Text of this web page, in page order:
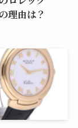
理由は？